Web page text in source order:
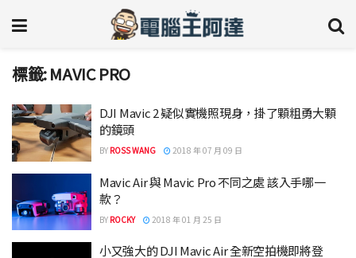
標籤:MAVIC PRO
DJI Mavic 2 疑似實機照現身，掛了顆粗勇大顆
的鏡頭
BY ROSS WANG 2018 年 07 月 09 日
Mavic Air 與 Mavic Pro 不同之處 該入手哪一
款？
BY ROCKY 2018 年 01 月 25 日
小又強大的 DJI Mavic Air 全新空拍機即將登